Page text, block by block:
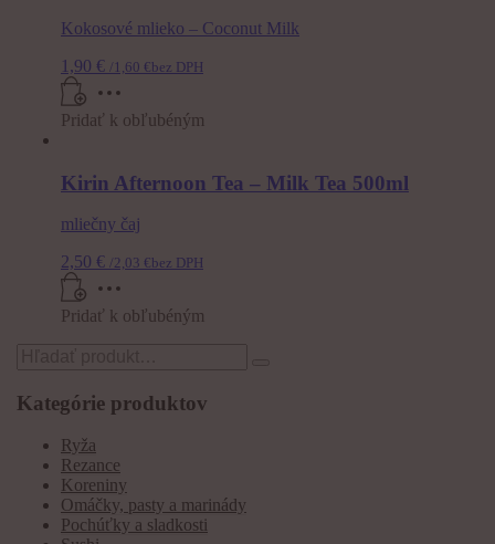
Kokosové mlieko – Coconut Milk
1,90 € / 1,60 € bez DPH
Pridať k obľubéným
Kirin Afternoon Tea – Milk Tea 500ml
mliečny čaj
2,50 € /2,03 € bez DPH
Pridať k obľubéným
Kategórie produktov
Ryža
Rezance
Koreniny
Omáčky, pasty a marinády
Pochúťky a sladkosti